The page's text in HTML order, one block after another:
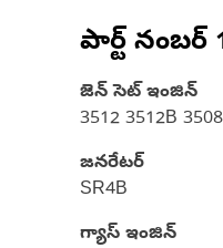
పార్ట్ నంబర్
జెన్ సెట్ ఇంజిన్
3512 3512B
జనరేటర్
SR4B
గ్యాస్ ఇంజిన్